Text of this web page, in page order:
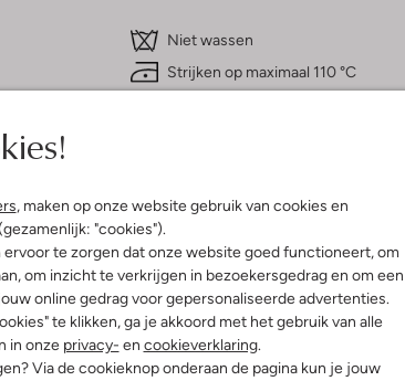
, maken op onze website gebruik van cookies en
"cookies").
te zorgen dat onze website goed functioneert, om
om inzicht te verkrijgen in bezoekersgedrag en om een
online gedrag voor gepersonaliseerde advertenties.
te klikken, ga je akkoord met het gebruik van alle
in onze privacy- en cookieverklaring.
Via de cookieknop onderaan de pagina kun je jouw
Polyamide
Niet wassen
Strijken op maximaal 110 °C